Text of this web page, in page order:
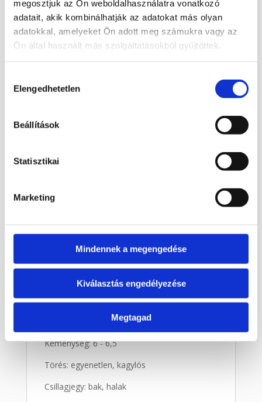
megosztjuk az Ön weboldalhasználatra vonatkozó
adatait, akik kombinálhatják az adatokat más olyan
adatokkal, amelyeket Ön adott meg számukra vagy az
Ön által használt más szolgáltatásokból gyűjtöttek.
kiválasztása
Elengedhetetlen
Beállítások
Statisztikai
Marketing
Mindennek a megengedése
Kiválasztás engedélyezése
Megtagad
labradorizáló kristályait kabosonra csiszolva
drágakőként használják. Ezt a hatást a fény
szóródása okozza, mely a lehűlés alatti vegyi
elkülönüléskor, az ásványba került másik
földpát vékony rétegén történik. A labradorit
színtelen és fehér is lehet. Az átlátszó
zöld is lehet. A labradorit bizonyos közepes
bazaltban, gabbróban, dioritban, andezitben
megfázásra, reumára, stresszre,
Lelki hatásai:erő
Szerkezete: triklin
Szín: kék, szürke, fehér
Keménység: 6 - 6,5
Törés: egyenetlen, kagylós
Csillagjegy: bak, halak